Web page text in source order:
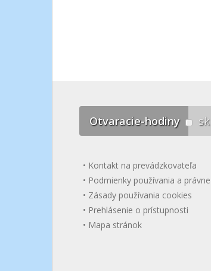
Otvaracie-hodiny sk
Kontakt na prevádzkovateľa
Podmienky používania a
Zásady používania cookies
Prehlásenie o prístupnosti
Mapa stránok